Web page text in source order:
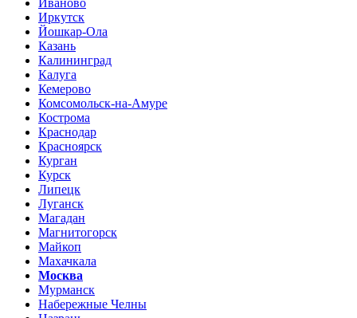
Иваново
Иркутск
Йошкар-Ола
Казань
Калининград
Калуга
Кемерово
Комсомольск-на-Амуре
Кострома
Краснодар
Красноярск
Курган
Курск
Липецк
Луганск
Магадан
Магнитогорск
Майкоп
Махачкала
Москва
Мурманск
Набережные Челны